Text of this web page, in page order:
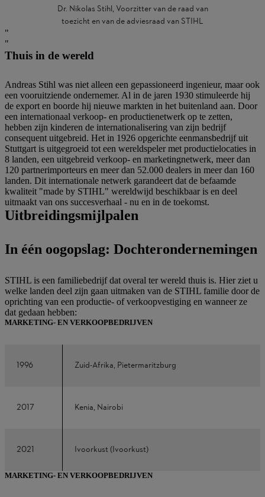
Dr. Nikolas Stihl, Voorzitter van de raad van
toezicht en van de adviesraad van STIHL
Thuis in de wereld
Andreas Stihl was niet alleen een gepassioneerd ingenieur, maar ook
een vooruitziende ondernemer. Al in de jaren 1930 stimuleerde hij
de export en boorde hij nieuwe markten in het buitenland aan. Door
een internationaal verkoop- en productienetwerk op te zetten,
hebben zijn kinderen de internationalisering van zijn bedrijf
consequent uitgebreid. Het in 1926 opgerichte eenmansbedrijf uit
Stuttgart is uitgegroeid tot een wereldspeler met productielocaties in
8 landen, een uitgebreid verkoop- en marketingnetwerk, meer dan
120 partnerimporteurs en meer dan 52.000 dealers in meer dan 160
landen. Dit internationale netwerk garandeert dat de befaamde
kwaliteit "made by STIHL" wereldwijd beschikbaar is en deel
uitmaakt van ons succesverhaal - nu en in de toekomst.
Uitbreidingsmijlpalen
In één oogopslag: Dochterondernemingen
STIHL is een familiebedrijf dat overal ter wereld thuis is. Hier ziet u
welke landen deel zijn gaan uitmaken van de STIHL familie door de
oprichting van een productie- of verkoopvestiging en wanneer ze
dat gedaan hebben:
MARKETING- EN VERKOOPBEDRIJVEN
1996 Zuid-Afrika, Pietermaritzburg
2017 Kenia, Nairobi
2021 Ivoorkust (Ivoorkust)
MARKETING- EN VERKOOPBEDRIJVEN